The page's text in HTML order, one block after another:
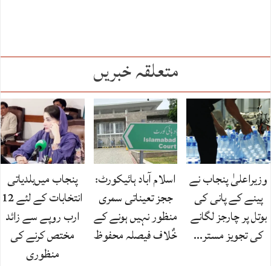
متعلقہ خبریں
وزیراعلیٰ پنجاب نے
پینے کے پانی کی
بوتل پر چارجز لگانے
کی تجویز مستر…
اسلام آباد ہائیکورٹ:
ججز تعیناتی سمری
منظور نہیں‌ ہونے کے
خٌلاف فیصلہ محفوظ
پنجاب میں‌بلدیاتی
انتخابات کے لئے 12
ارب روپے سے زائد
مختص کرنے کی
منظوری